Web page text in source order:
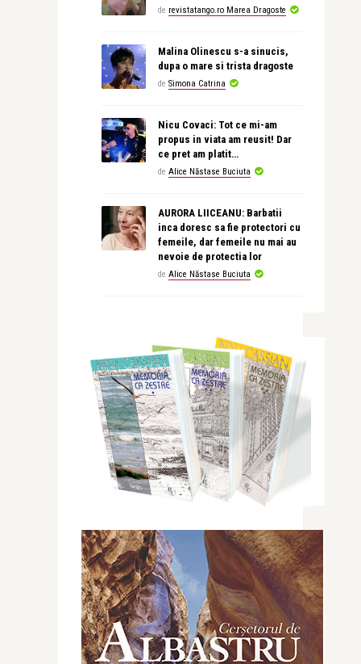
de revistatango.ro Marea Dragoste
Malina Olinescu s-a sinucis,
dupa o mare si trista dragoste
de Simona Catrina
Nicu Covaci: Tot ce mi-am
propus in viata am reusit! Dar
ce pret am platit…
de Alice Năstase Buciuta
AURORA LIICEANU: Barbatii
inca doresc sa fie protectori cu
femeile, dar femeile nu mai au
nevoie de protectia lor
de Alice Năstase Buciuta